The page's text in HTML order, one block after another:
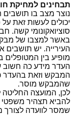
תבחינים למחיקת
נוצר מצב בו
יכולים לעשות זאת
סוציואקונומי קשה.
באשר למצבו של
העירייה. יש
מופיע בין המטופלים
העדר מידע כה חשוב
המבקש וזאת בהעדר
שהמבקש מוסר.
לכן, המועצה החליטה
להביא תצהיר משפטי
שמסר לוועדה לצורך